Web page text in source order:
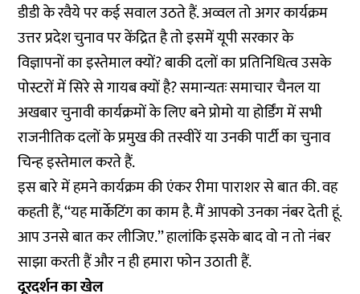
डीडी के रवैये पर कई सवाल उठते हैं. अव्वल तो अगर कार्यक्रम
उत्तर प्रदेश चुनाव पर केंद्रित है तो इसमें यूपी सरकार के
विज्ञापनों का इस्तेमाल क्यों? बाकी दलों का प्रतिनिधित्व उसके
पोस्टरों में सिरे से गायब क्यों है? समान्यतः समाचार चैनल या
अखबार चुनावी कार्यक्रमों के लिए बने प्रोमो या होर्डिंग में सभी
राजनीतिक दलों के प्रमुख की तस्वीरें या उनकी पार्टी का चुनाव
चिन्ह इस्तेमाल करते हैं.
इस बारे में हमने कार्यक्रम की एंकर रीमा पाराशर से बात की. वह
कहती हैं, ‘‘यह मार्केटिंग का काम है. मैं आपको उनका नंबर देती हूं.
आप उनसे बात कर लीजिए.’’ हालांकि इसके बाद वो न तो नंबर
साझा करती हैं और न ही हमारा फोन उठाती हैं.
दूरदर्शन का खेल